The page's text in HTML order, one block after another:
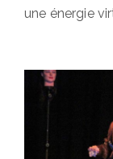
une énergie